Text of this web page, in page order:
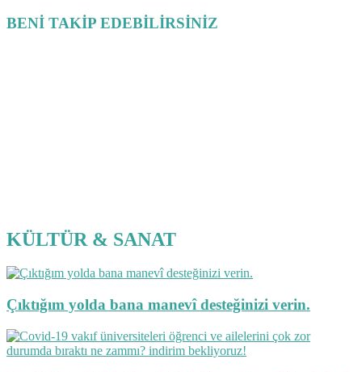
BENİ TAKİP EDEBİLİRSİNİZ
KÜLTÜR & SANAT
Çıktığım yolda bana manevî desteğinizi verin.